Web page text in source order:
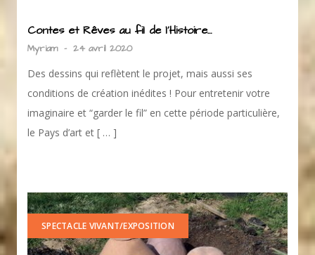
Contes et Rêves au fil de l’Histoire…
Myriam - 24 avril 2020
Des dessins qui reflètent le projet, mais aussi ses
conditions de création inédites ! Pour entretenir votre
imaginaire et “garder le fil” en cette période particulière,
le Pays d’art et [ … ]
SPECTACLE VIVANT/EXPOSITION